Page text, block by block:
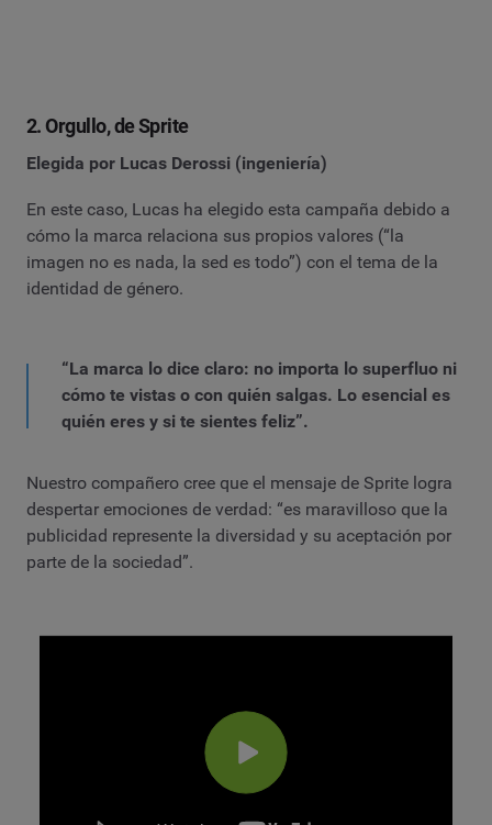
2. Orgullo, de Sprite
Elegida por Lucas Derossi (ingeniería)
En este caso, Lucas ha elegido esta campaña debido a
cómo la marca relaciona sus propios valores (“la
imagen no es nada, la sed es todo”) con el tema de la
identidad de género.
“La marca lo dice claro: no importa lo superfluo ni
cómo te vistas o con quién salgas. Lo esencial es
quién eres y si te sientes feliz”.
Nuestro compañero cree que el mensaje de Sprite logra
despertar emociones de verdad: “es maravilloso que la
publicidad represente la diversidad y su aceptación por
parte de la sociedad”.